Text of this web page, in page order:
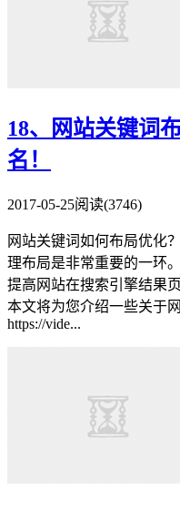
18、网站关键词
名！
2017-05-25阅读(3746)
网站关键词如何布局优化
理布局是非常重要的一环
提高网站在搜索引擎结果
本文将为您介绍一些关于
https://vide...